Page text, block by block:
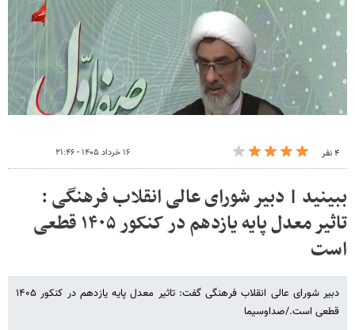
۴ نفر ۱۶ خرداد ۱۴۰۵ - ۲۱:۴۶
ببینید | دبیر شورای عالی انقلاب فرهنگی :
تاثیر معدل پایه یازدهم در کنکور ۱۴۰۵ قطعی
است
دبیر شورای عالی انقلاب فرهنگی گفت: تاثیر معدل پایه یازدهم در کنکور ۱۴۰۵
قطعی است./صداوسیما